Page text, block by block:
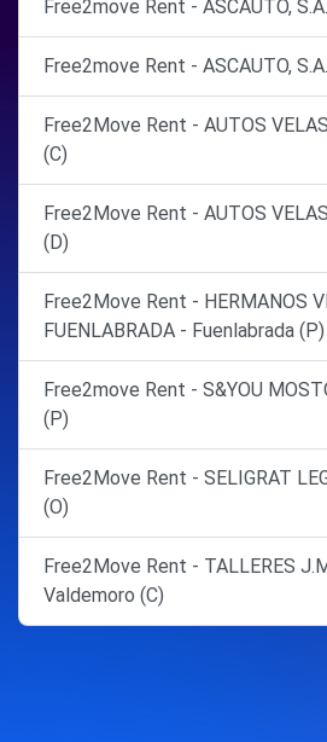
Free2move Rent - ASCAUTO,
Free2move Rent - ASCAUTO,
Free2Move Rent - AUTOS
(C)
Free2Move Rent - AUTOS
(D)
Free2Move Rent - HERMANOS
FUENLABRADA - Fuenlabrada (P)
Free2move Rent - S&YOU
(P)
Free2Move Rent - SELIGRAT
(O)
Free2Move Rent - TALLERES
Valdemoro (C)